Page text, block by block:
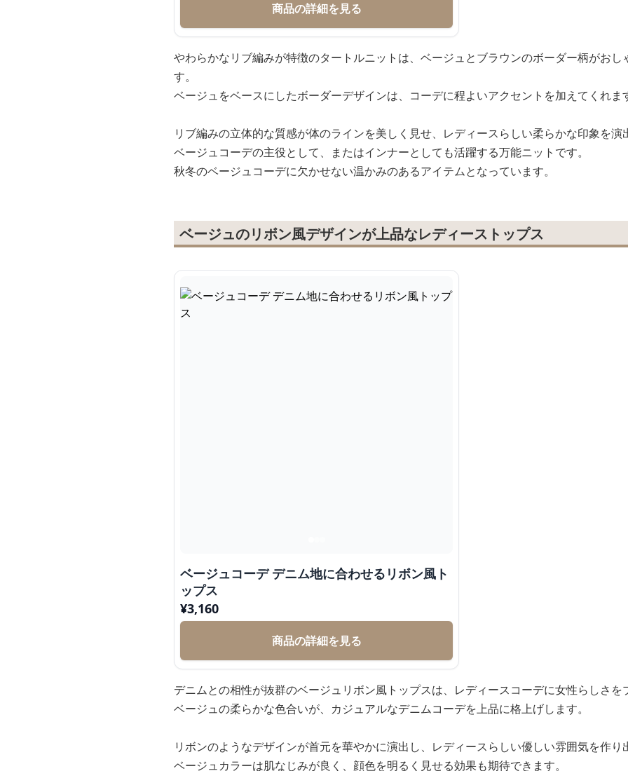
商品の詳細を見る
やわらかなリブ編みが特徴のタートルニットは、ベージュとブラウンのボーダー柄がお
す。
ベージュをベースにしたボーダーデザインは、コーデに程よいアクセントを加えてくれま
リブ編みの立体的な質感が体のラインを美しく見せ、レディースらしい柔らかな印象を演
ベージュコーデの主役として、またはインナーとしても活躍する万能ニットです。
秋冬のベージュコーデに欠かせない温かみのあるアイテムとなっています。
ベージュのリボン風デザインが上品なレディーストップス
ベージュコーデ デニム地に合わせるリボン風ト
ップス
¥3,160
商品の詳細を見る
デニムとの相性が抜群のベージュリボン風トップスは、レディースコーデに女性らしさを
ベージュの柔らかな色合いが、カジュアルなデニムコーデを上品に格上げします。
リボンのようなデザインが首元を華やかに演出し、レディースらしい優しい雰囲気を作り
ベージュカラーは肌なじみが良く、顔色を明るく見せる効果も期待できます。